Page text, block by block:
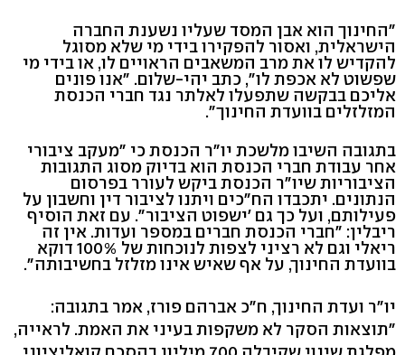
"החינוך הוא אבן המסד שעליו נשענת החברה
הישראלית, ואסור להפקירו בידי מי שלא מסוגל
להקדיש לו את מרב המשאבים הראויים לו, או בידי מי
שפשוט לא אכפת לו", כתב יהי-שלום. "אנו פונים
אליכם בבקשה שתפעלו לאלתר נגד חברי הכנסת
המזלזלים בוועדת החינוך".
בתגובה השיבו מלשכת יו"ר הכנסת כי "מעקב ציבורי
אחר עבודת חברי הכנסת הוא בדיוק מסוג התגובות
הציבוריות שיו"ר הכנסת ביקש לעורר בפרסום
הנתונים. יתכבדו הח"כים ויתנו לציבור דין וחשבון על
פעילותם, ועל כך גם 'ישפוט הציבור". עם זאת הוסיף
ריבלין: "חברי הכנסת חברים במספר ועדות. אין זה
ריאלי וגם לא רציני לצפות לנוכחות של 100% דוקא
בוועדת החינוך, על אף שאיש אינו מזלזל בחשיבותה".
יו"ר ועדת החינוך, ח"כ אברהם פורז, אמר בתגובה:
"תוצאות הסקר לא משקפות בעיני את האמת. לראייה,